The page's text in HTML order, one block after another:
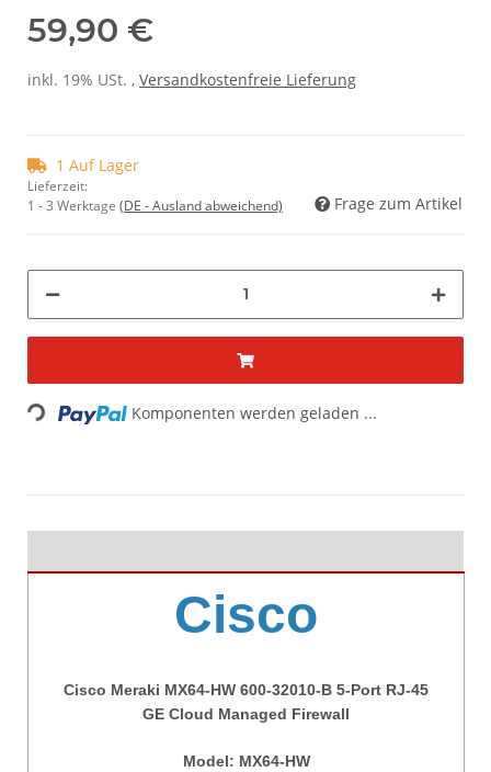
59,90 €
inkl. 19% USt. , Versandkostenfreie Lieferung
1 Auf Lager
Lieferzeit:
1 - 3 Werktage (DE - Ausland abweichend) Frage zum Artikel
Loading... Komponenten werden geladen ...
Cisco
Cisco Meraki MX64-HW 600-32010-B 5-Port RJ-45
GE Cloud Managed Firewall
Model: MX64-HW